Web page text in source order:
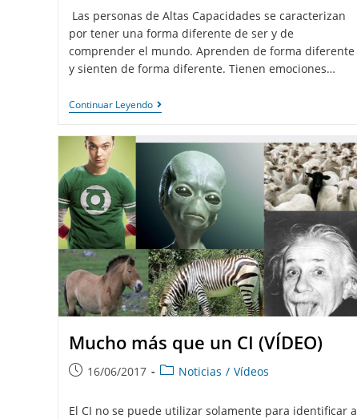
Las personas de Altas Capacidades se caracterizan
por tener una forma diferente de ser y de
comprender el mundo. Aprenden de forma diferente
y sienten de forma diferente. Tienen emociones…
Continuar Leyendo
Mucho más que un CI (VÍDEO)
16/06/2017 Noticias / Vídeos
El CI no se puede utilizar solamente para identificar a